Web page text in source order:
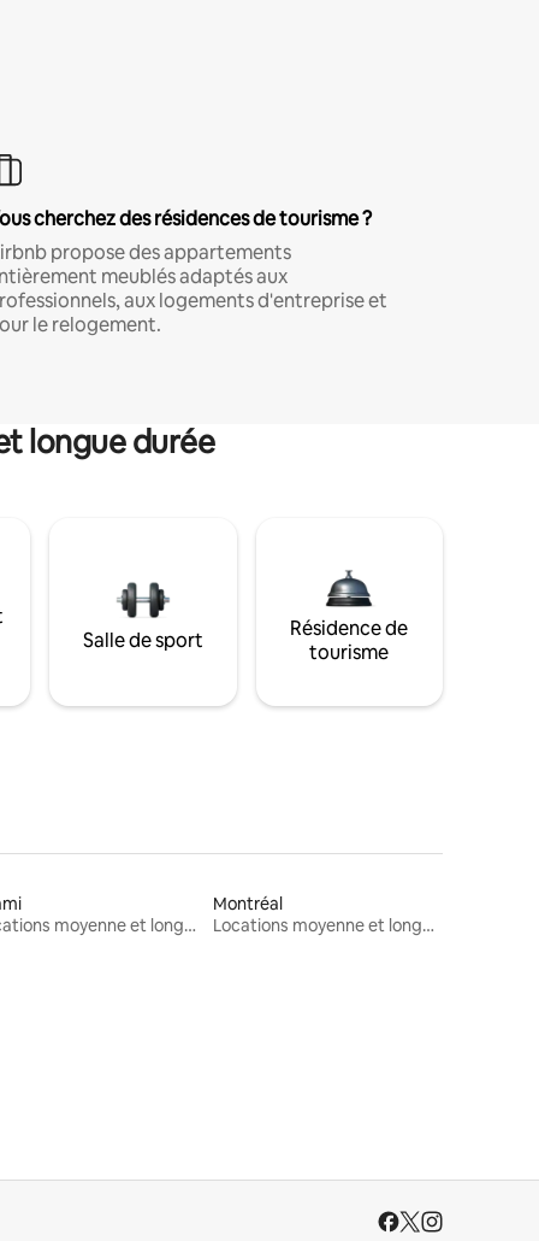
cherchez des résidences de tourisme ?
propose des appartements
meublés adaptés aux
aux logements d'entreprise et
le relogement.
longue durée
Salle de sport
Résidence de
tourisme
Locations moyenne et longue durée
Montréal
Locations moyenne et longue durée